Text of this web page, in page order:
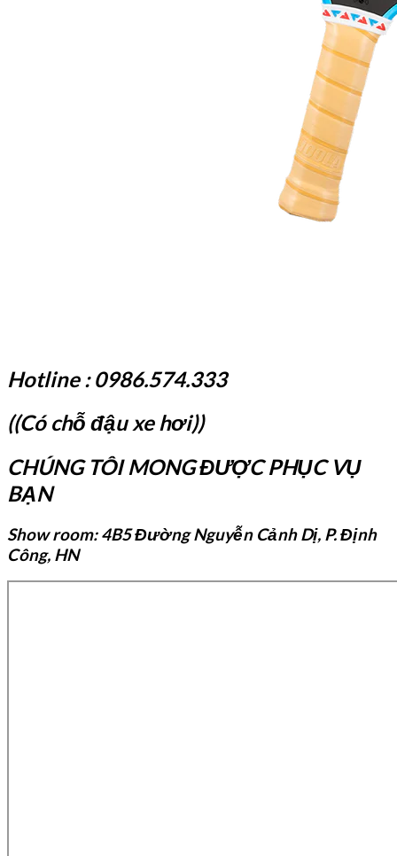
Hotline : 0986.574.333
((Có chỗ đậu xe hơi))
CHÚNG TÔI MONG ĐƯỢC PHỤC VỤ
BẠN
Show room: 4B5 Đường Nguyễn Cảnh Dị, P. Định
Công, HN